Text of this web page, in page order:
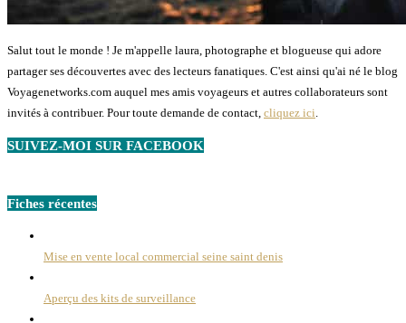
Salut tout le monde ! Je m'appelle laura, photographe et blogueuse qui adore
partager ses découvertes avec des lecteurs fanatiques. C'est ainsi qu'ai né le blog
Voyagenetworks.com auquel mes amis voyageurs et autres collaborateurs sont
invités à contribuer. Pour toute demande de contact, cliquez ici.
SUIVEZ-MOI SUR FACEBOOK
Fiches récentes
Mise en vente local commercial seine saint denis
Aperçu des kits de surveillance